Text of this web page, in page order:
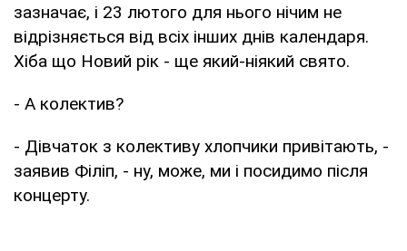
зазначає, і 23 лютого для нього нічим не
відрізняється від всіх інших днів календаря.
Хіба що Новий рік - ще який-ніякий свято.
- А колектив?
- Дівчаток з колективу хлопчики привітають, -
заявив Філіп, - ну, може, ми і посидимо після
концерту.